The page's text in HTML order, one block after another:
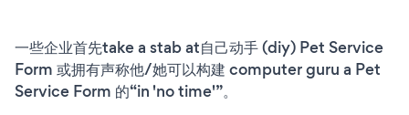
一些企业首先take a stab at自己动手 (diy) Pet Service
Form 或拥有声称他/她可以构建 computer guru a Pet
Service Form 的“in 'no time'”。